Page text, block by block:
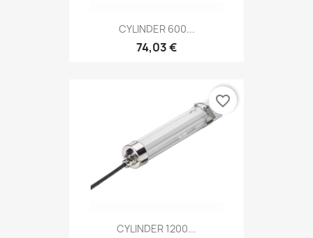
CYLINDER 600...
74,03 €
CYLINDER 1200...
favorite_border